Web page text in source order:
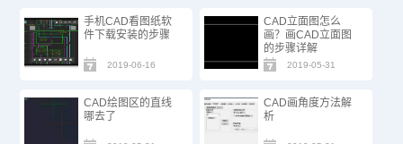
手机CAD看图纸软
件下载安装的步骤
2019-06-16
CAD立面图怎么
画？画CAD立面图
的步骤详解
2019-05-31
CAD绘图区的直线
哪去了
CAD画角度方法解
析